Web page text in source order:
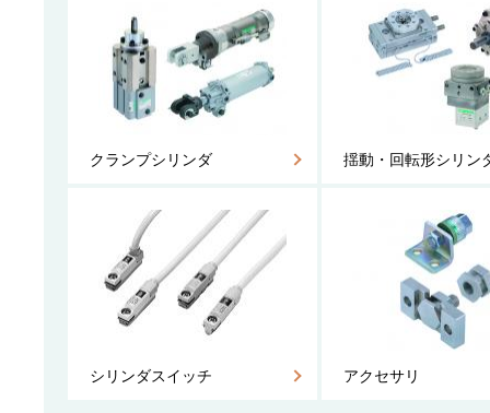
クランプシリンダ 揺動・回転形シリン
シリンダスイッチ アクセサリ